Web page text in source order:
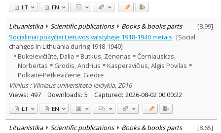
LT EN
Lituanistika Scientific publications Books & books parts [8.99]
Socialiniai pokyčiai Lietuvos valstybėje 1918-1940 metais [Social
changes in Lithuania during 1918-1940]
Bukelevičiūtė, Dalia
Butkus, Zenonas
Černiauskas,
Norbertas
Grodis, Andrius
Kasperavičius, Algis Povilas
Polkaitė-Petkevičienė, Giedrė
Vilnius : Vilniaus universiteto leidykla, 2016
Views: 497 Downloads: 5 Captured: 2026-08-02 00:00:22
LT EN
Lituanistika Scientific publications Books & books parts [8.65]